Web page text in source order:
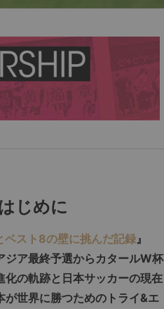
じめに
ベスト8の壁に挑んだ記録 』
ジア最終予選からカタールW杯
の軌跡と日本サッカーの現在
世界に勝つためのトライ&エ